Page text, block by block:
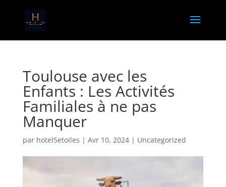
Toulouse avec les
Enfants : Les Activités
Familiales à ne pas
Manquer
par hotel5etoiles | Avr 10, 2024| Uncategorized